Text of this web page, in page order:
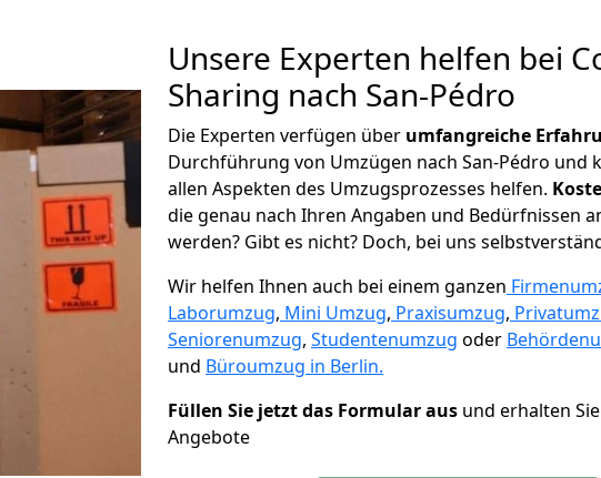
Unsere Experten helfen bei
Sharing nach San-Pédro
Die Experten verfügen über umfangreiche
Durchführung von Umzügen nach San-Pédro und
allen Aspekten des Umzugsprozesses helfen. K
die genau nach Ihren Angaben und Bedürfnissen
werden? Gibt es nicht? Doch, bei uns
Wir helfen Ihnen auch bei einem ganzen
Laborumzug, Mini Umzug, Praxisumzug,
Seniorenumzug, Studentenumzug oder
und Büroumzug in Berlin.
Füllen Sie jetzt das Formular aus und erhalten
Angebote